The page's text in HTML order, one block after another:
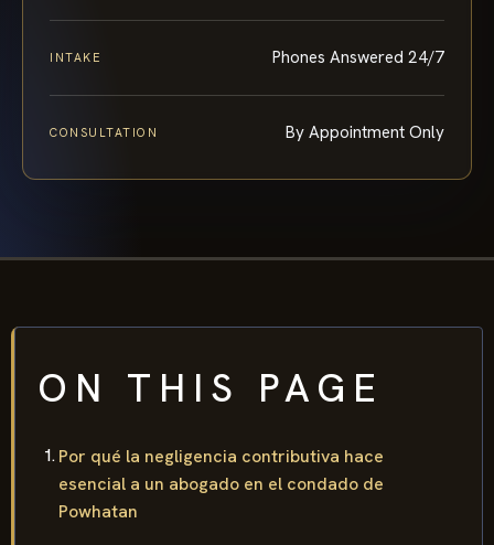
INTAKE Phones Answered 24/7
CONSULTATION By Appointment Only
ON THIS PAGE
Por qué la negligencia contributiva hace
esencial a un abogado en el condado de
Powhatan